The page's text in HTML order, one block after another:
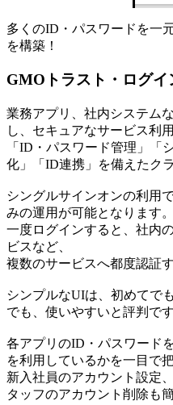
多くのID・パスワードを一
を構築！
GMOトラスト・ログイ
業務アプリ、社内システム
し、セキュアなサービス利
「ID・パスワード管理」「
化」「ID連携」を備えたク
シングルサインオンの利用
みの運用が可能となります。
一度ログインすると、社内
ビスなど、
複数のサービスへ都度認証
シンプルなUIは、初めてで
でも、使いやすいと評判です
各アプリのID・パスワード
を利用しているかを一目で
新入社員のアカウント設定
タッフのアカウント削除も